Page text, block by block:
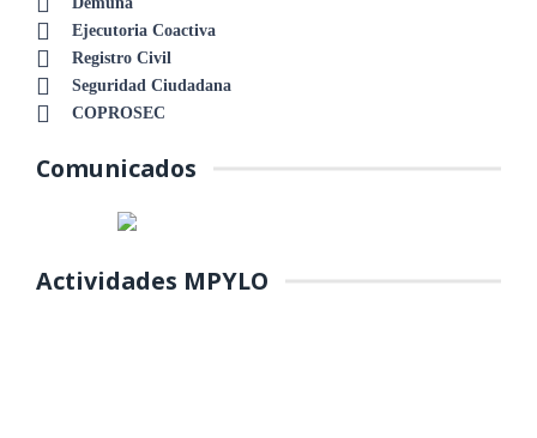
Ejecutoria Coactiva
Registro Civil
Seguridad Ciudadana
COPROSEC
Comunicados
Actividades MPYLO